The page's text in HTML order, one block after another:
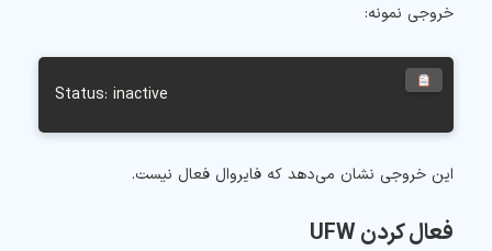
خروجی نمونه:
Status: inactive
این خروجی نشان می‌دهد که فایروال فعال نیست.
فعال کردن UFW